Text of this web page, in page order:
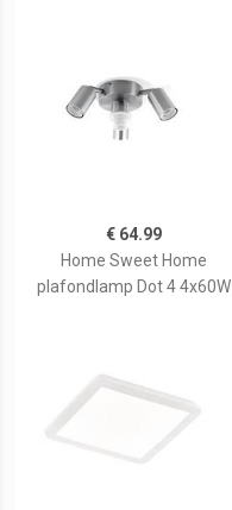
€ 64.99
Home Sweet Home
plafondlamp Dot 4 4x60W